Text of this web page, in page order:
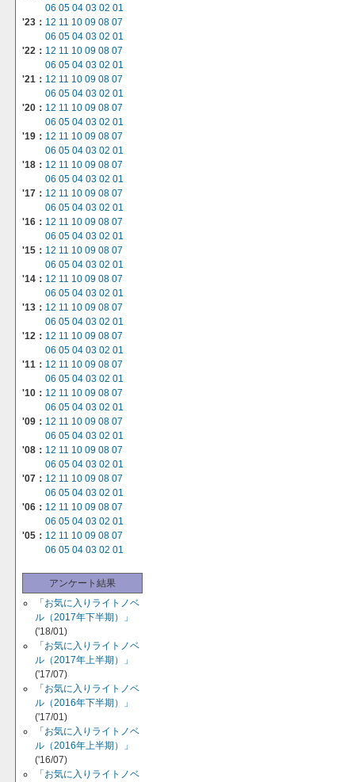
06 05 04 03 02 01
'23： 12 11 10 09 08 07
06 05 04 03 02 01
'22： 12 11 10 09 08 07
06 05 04 03 02 01
'21： 12 11 10 09 08 07
06 05 04 03 02 01
'20： 12 11 10 09 08 07
06 05 04 03 02 01
'19： 12 11 10 09 08 07
06 05 04 03 02 01
'18： 12 11 10 09 08 07
06 05 04 03 02 01
'17： 12 11 10 09 08 07
06 05 04 03 02 01
'16： 12 11 10 09 08 07
06 05 04 03 02 01
'15： 12 11 10 09 08 07
06 05 04 03 02 01
'14： 12 11 10 09 08 07
06 05 04 03 02 01
'13： 12 11 10 09 08 07
06 05 04 03 02 01
'12： 12 11 10 09 08 07
06 05 04 03 02 01
'11： 12 11 10 09 08 07
06 05 04 03 02 01
'10： 12 11 10 09 08 07
06 05 04 03 02 01
'09： 12 11 10 09 08 07
06 05 04 03 02 01
'08： 12 11 10 09 08 07
06 05 04 03 02 01
'07： 12 11 10 09 08 07
06 05 04 03 02 01
'06： 12 11 10 09 08 07
06 05 04 03 02 01
'05： 12 11 10 09 08 07
06 05 04 03 02 01
アンケート結果
「お気に入りライトノベ
ル（2017年下半期）」
('18/01)
「お気に入りライトノベ
ル（2017年上半期）」
('17/07)
「お気に入りライトノベ
ル（2016年下半期）」
('17/01)
「お気に入りライトノベ
ル（2016年上半期）」
('16/07)
「お気に入りライトノベ